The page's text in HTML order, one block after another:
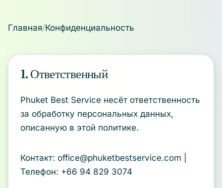
Главная Конфиденциальность
1. Ответственный
Phuket Best Service несёт ответственность
за обработку персональных данных,
описанную в этой политике.
Контакт: office@phuketbestservice.com |
Телефон: +66 94 829 3074